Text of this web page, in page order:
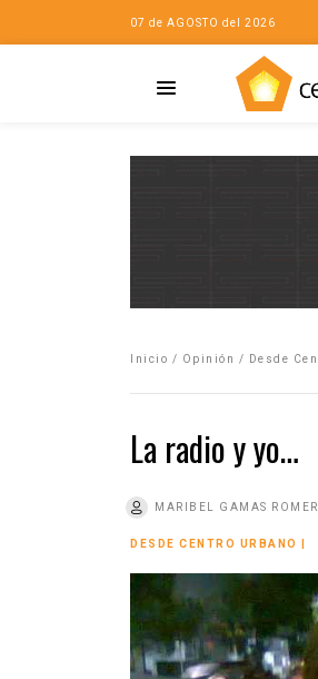
07 de AGOSTO del 2026
Inicio / Opinión / Desde
La radio y yo…
MARIBEL GAMAS
DESDE CENTRO URBANO